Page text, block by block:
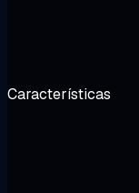
Características